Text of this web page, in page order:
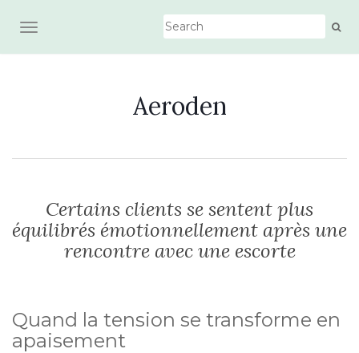
AFFICHER/MASQUER LA NAVIGATION
Aeroden
Certains clients se sentent plus
équilibrés émotionnellement après une
rencontre avec une escorte
Quand la tension se transforme en
apaisement